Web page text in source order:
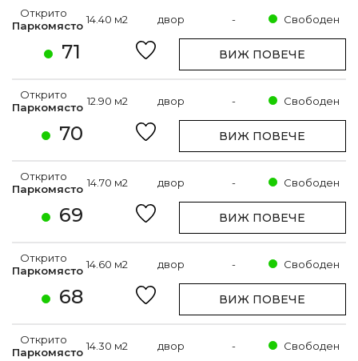
71
Открито
Паркомясто 14.40 м2 двор - Свободен
ВИЖ ПОВЕЧЕ
70
Открито
Паркомясто 12.90 м2 двор - Свободен
ВИЖ ПОВЕЧЕ
69
Открито
Паркомясто 14.70 м2 двор - Свободен
ВИЖ ПОВЕЧЕ
68
Открито
Паркомясто 14.60 м2 двор - Свободен
ВИЖ ПОВЕЧЕ
Открито
Паркомясто 14.30 м2 двор - Свободен